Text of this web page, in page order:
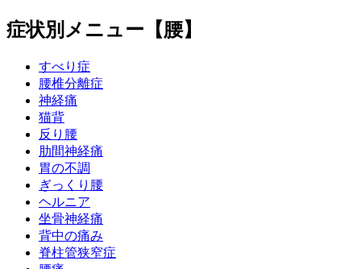
症状別メニュー【腰】
すべり症
腰椎分離症
神経痛
猫背
反り腰
肋間神経痛
胃の不調
ぎっくり腰
ヘルニア
坐骨神経痛
背中の痛み
脊柱管狭窄症